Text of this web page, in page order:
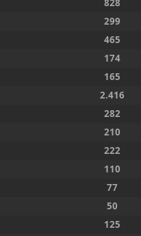
828
299
465
174
165
2.416
282
210
222
110
77
50
125